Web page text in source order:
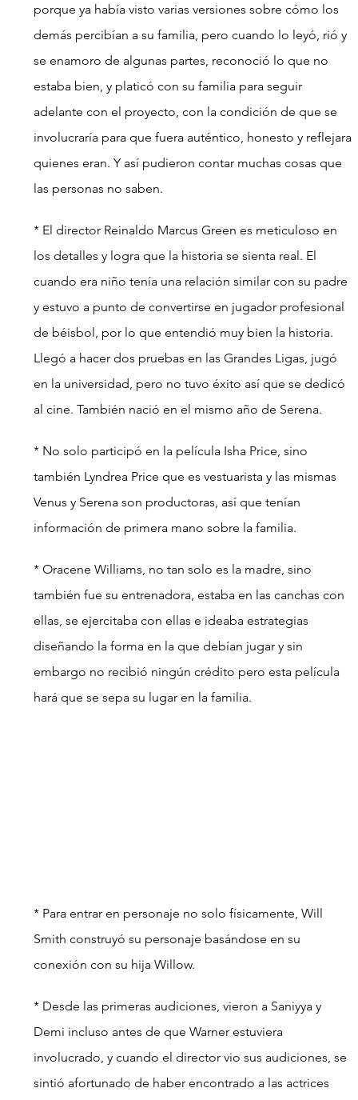
porque ya había visto varias versiones sobre cómo los
demás percibían a su familia, pero cuando lo leyó, rió y
se enamoro de algunas partes, reconoció lo que no
estaba bien, y platicó con su familia para seguir
adelante con el proyecto, con la condición de que se
involucraría para que fuera auténtico, honesto y reflejara
quienes eran. Y así pudieron contar muchas cosas que
las personas no saben.
* El director Reinaldo Marcus Green es meticuloso en
los detalles y logra que la historia se sienta real. El
cuando era niño tenía una relación similar con su padre
y estuvo a punto de convertirse en jugador profesional
de béisbol, por lo que entendió muy bien la historia.
Llegó a hacer dos pruebas en las Grandes Ligas, jugó
en la universidad, pero no tuvo éxito así que se dedicó
al cine. También nació en el mismo año de Serena.
* No solo participó en la película Isha Price, sino
también Lyndrea Price que es vestuarista y las mismas
Venus y Serena son productoras, así que tenían
información de primera mano sobre la familia.
* Oracene Williams, no tan solo es la madre, sino
también fue su entrenadora, estaba en las canchas con
ellas, se ejercitaba con ellas e ideaba estrategias
diseñando la forma en la que debían jugar y sin
embargo no recibió ningún crédito pero esta película
hará que se sepa su lugar en la familia.
* Para entrar en personaje no solo físicamente, Will
Smith construyó su personaje basándose en su
conexión con su hija Willow.
* Desde las primeras audiciones, vieron a Saniyya y
Demi incluso antes de que Warner estuviera
involucrado, y cuando el director vio sus audiciones, se
sintió afortunado de haber encontrado a las actrices